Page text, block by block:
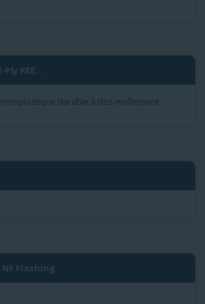
Ply KEE...
durable à dos molletonné
NF Flashing